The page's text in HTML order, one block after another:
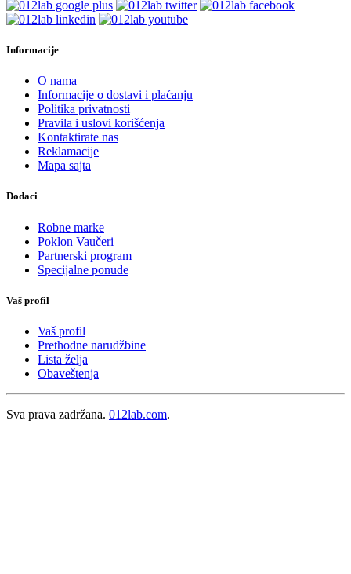
Informacije
O nama
Informacije o dostavi i plaćanju
Politika privatnosti
Pravila i uslovi korišćenja
Kontaktirate nas
Reklamacije
Mapa sajta
Dodaci
Robne marke
Poklon Vaučeri
Partnerski program
Specijalne ponude
Vaš profil
Vaš profil
Prethodne narudžbine
Lista želja
Obaveštenja
Sva prava zadržana. 012lab.com.